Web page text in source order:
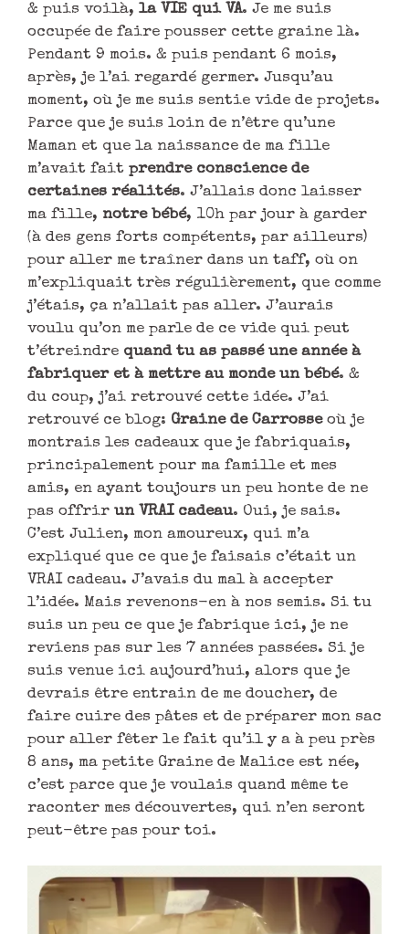
& puis voilà, la VIE qui VA. Je me suis
occupée de faire pousser cette graine là.
Pendant 9 mois. & puis pendant 6 mois,
après, je l’ai regardé germer. Jusqu’au
moment, où je me suis sentie vide de projets.
Parce que je suis loin de n’être qu’une
Maman et que la naissance de ma fille
m’avait fait prendre conscience de
certaines réalités. J’allais donc laisser
ma fille, notre bébé, 10h par jour à garder
(à des gens forts compétents, par ailleurs)
pour aller me traîner dans un taff, où on
m’expliquait très régulièrement, que comme
j’étais, ça n’allait pas aller. J’aurais
voulu qu’on me parle de ce vide qui peut
t’étreindre quand tu as passé une année à
fabriquer et à mettre au monde un bébé. &
du coup, j’ai retrouvé cette idée. J’ai
retrouvé ce blog: Graine de Carrosseoù je
montrais les cadeaux que je fabriquais,
principalement pour ma famille et mes
amis, en ayant toujours un peu honte de ne
pas offrir un VRAI cadeau. Oui, je sais.
C’est Julien, mon amoureux, qui m’a
expliqué que ce que je faisais c’était un
VRAI cadeau. J’avais du mal à accepter
l’idée. Mais revenons-en à nos semis. Si tu
suis un peu ce que je fabrique ici, je ne
reviens pas sur les 7 années passées. Si je
suis venue ici aujourd’hui, alors que je
devrais être entrain de me doucher, de
faire cuire des pâtes et de préparer mon sac
pour aller fêter le fait qu’il y a à peu près
8 ans, ma petite Graine de Malice est née,
c’est parce que je voulais quand même te
raconter mes découvertes, qui n’en seront
peut-être pas pour toi.